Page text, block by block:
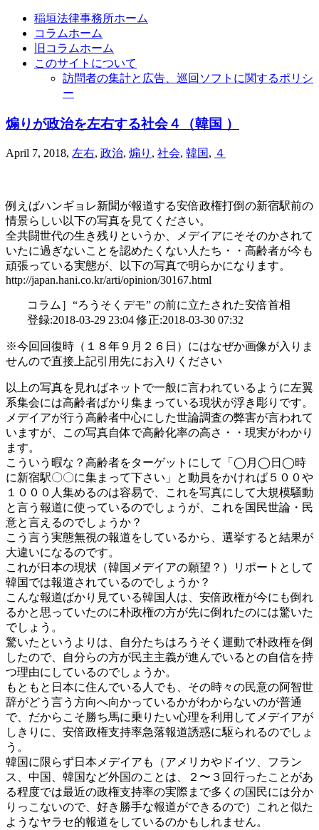
稲垣法律事務所ホーム
コラムホーム
旧コラムホーム
このサイトについて
訪問者の集計と広告、巡回ソフトに関するポリシ
ー
煽りが政治を左右する社会４（韓国 ）
April 7, 2018, 左右, 政治, 煽り , 社会, 韓国, ４
例えばハンギョレ新聞が報道する安倍政権打倒の新宿駅前の
情景らしい以下の写真を見てください。
全共闘世代の生き残りというか、メデイアにそそのかされて
いたに過ぎないことを認めたくない人たち・・高齢者が今も
頑張っている実態が、以下の写真で明らかになります。
http://japan.hani.co.kr/arti/opinion/30167.html
コラム］“ろうそくデモ” の前に立たされた安倍首相
登録:2018-03-29 23:04 修正:2018-03-30 07:32
※今回回復時（１８年９月２６日）にはなぜか画像が入りま
せんので直接上記引用先にお入りください
以上の写真を見ればネットで一般に言われているように左翼
系集会には高齢者ばかり集まっている現状が浮き彫りです。
メデイアが行う高齢者中心にした世論調査の弊害が言われて
いますが、この写真自体で高齢化率の高さ・・現実がわかり
ます。
こういう暇な？高齢者をターゲットにして「◯月◯日◯時
に新宿駅〇〇に集まって下さい」と動員をかければ５００や
１０００人集めるのは容易で、これを写真にして大規模騒動
と言う報道に使っているのでしょうが、これを国民世論・民
意と言えるのでしょうか？
こう言う実態無視の報道をしているから、選挙すると結果が
大違いになるのです。
これが日本の現状（韓国メデイアの願望？）リポートとして
韓国では報道されているのでしょうか？
こんな報道ばかり見ている韓国人は、安倍政権が今にも倒れ
るかと思っていたのに朴政権の方が先に倒れたのには驚いた
でしょう。
驚いたというよりは、自分たちはろうそく運動で朴政権を倒
したので、自分らの方が民主主義が進んでいるとの自信を持
つ理由にしているのでしょうか。
もともと日本に住んでいる人でも、その時々の民意の阿智世
辞がどう言う方向へ向かっているかがわからないのが普通
で、だからこそ勝ち馬に乗りたい心理を利用してメデイアが
しきりに、安倍政権支持率急落報道誘惑に駆られるのでしょ
う。
韓国に限らず日本メデイアも（アメリカやドイツ、フラン
ス、中国、韓国など外国のことは、２〜３回行ったことがあ
る程度では最近の政権支持率の実際まで多くの国民には分か
りっこないので、好き勝手な報道ができるので）これと似た
ようなヤラセ的報道をしているのかもしれません。